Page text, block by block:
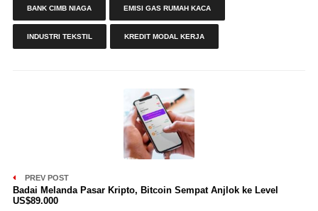
BANK CIMB NIAGA EMISI GAS RUMAH KACA
INDUSTRI TEKSTIL KREDIT MODAL KERJA
PREV POST
Badai Melanda Pasar Kripto, Bitcoin Sempat Anjlok ke Level
US$89.000